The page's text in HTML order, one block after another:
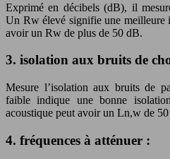
Exprimé en décibels (dB), il
Un Rw élevé signifie une meilleure
avoir un Rw de plus de 50 dB.
3. isolation aux bruits de
Mesure l’isolation aux bruits de
faible indique une bonne
acoustique peut avoir un Ln,w de
4. fréquences à atténuer :